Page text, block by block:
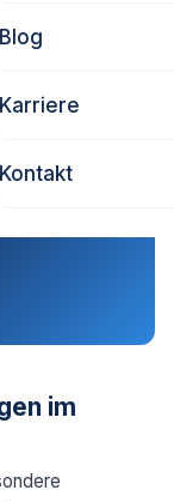
Blog
Karriere
Kontakt
So
ab.
im